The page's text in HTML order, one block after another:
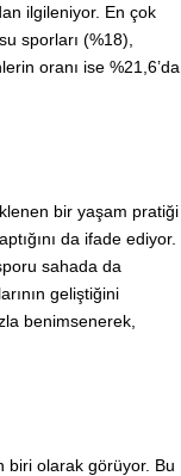
ilgileniyor. En çok
sporları (%18),
oranı ise %21,6’da
bir yaşam pratiği
da ifade ediyor.
sahada da
geliştiğini
benimsenerek,
biri olarak görüyor. Bu